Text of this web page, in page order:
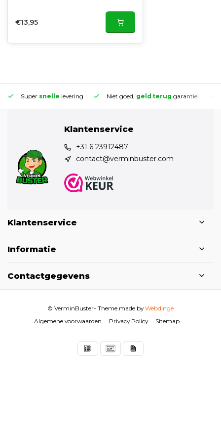
€13,95
Super snelle levering Niet goed, geld terug garantie!
Klantenservice
+31 6 23912487
contact@verminbuster.com
Klantenservice
Informatie
Contactgegevens
Algemene voorwaarden Privacy Policy Sitemap
© VerminBuster- Theme made byWebdinge